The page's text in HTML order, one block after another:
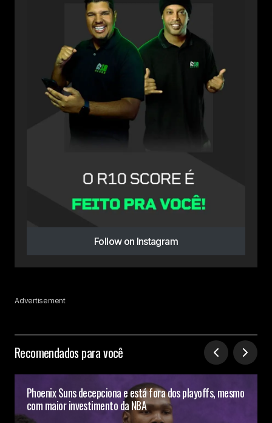
Follow on Instagram
Advertisement
Recomendados para você
Phoenix Suns decepciona e está fora dos playoffs, mesmo
com maior investimento da NBA